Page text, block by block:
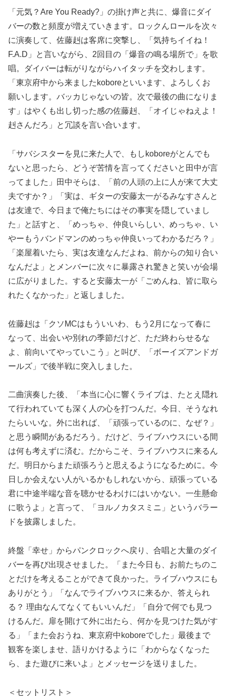
「元気？Are You Ready?」の掛け声と共に、爆音にダイ
バーの数と頻度が増えていきます。ロックんロールを次々
に演奏して、佐藤赳は客席に突撃し、「気持ちイイね！
F.A.D」と言いながら、2回目の「爆音の鳴る場所で」を歌
唱。ダイバーは転がりながらハイタッチを交わします。
「東京府中から来ましたkoboreといいます、よろしくお
願いします。バッカじゃないの皆。次で最後の曲になりま
す」はやくも出し切った感の佐藤赳、「オイじゃねえよ！
赳さんだろ」と冗談を言い合います。
「サバシスターを見に来た人で、もしkoboreがとんでも
ないと思ったら、どうぞ苦情を言ってくださいと田中が言
ってました」田中そらは、「前の人頭の上に人が来て大丈
夫ですか？」「実は、ギターの安藤太一がるみなすさんと
は友達で、今日まで俺たちにはその事実を隠していまし
た」と話すと、「めっちゃ、仲良いらしい、めっちゃ、い
やーもうバンドマンのめっちゃ仲良いってわかるだろ？」
「楽屋着いたら、実は友達なんだよね、前からの知り合い
なんだよ」とメンバーに次々に暴露され驚きと笑いが会場
に広がりました。すると安藤太一が「ごめんね、皆に取ら
れたくなかった」と返しました。
佐藤赳は「クソMCはもういいわ、もう2月になって春に
なって、出会いや別れの季節だけど、ただ終わらせるな
よ、前向いてやっていこう」と叫び、「ボーイズアンドガ
ールズ」で後半戦に突入しました。
二曲演奏した後、「本当に心に響くライブは、たとえ隠れ
て行われていても深く人の心を打つんだ。今日、そうなれ
たらいいな。外に出れば、「頑張っているのに、なぜ？」
と思う瞬間があるだろう。だけど、ライブハウスにいる間
は何も考えずに済む。だからこそ、ライブハウスに来るん
だ。明日からまた頑張ろうと思えるようになるために。今
日しか会えない人がいるかもしれないから、頑張っている
君に中途半端な音を聴かせるわけにはいかない。一生懸命
に歌うよ」と言って、「ヨルノカタスミニ」というバラー
ドを披露しました。
終盤「幸せ」からパンクロックへ戻り、合唱と大量のダイ
バーを再び出現させました。「また今日も、お前たちのこ
とだけを考えることができて良かった。ライブハウスにも
ありがとう」「なんでライブハウスに来るか、答えられ
る？ 理由なんてなくてもいいんだ」「自分で何でも見つ
けるんだ。扉を開けて外に出たら、何かを見つけた気がす
る」「また会おうね、東京府中koboreでした」最後まで
観客を楽しませ、語りかけるように「わからなくなった
ら、また遊びに来いよ」とメッセージを送りました。
＜セットリスト＞